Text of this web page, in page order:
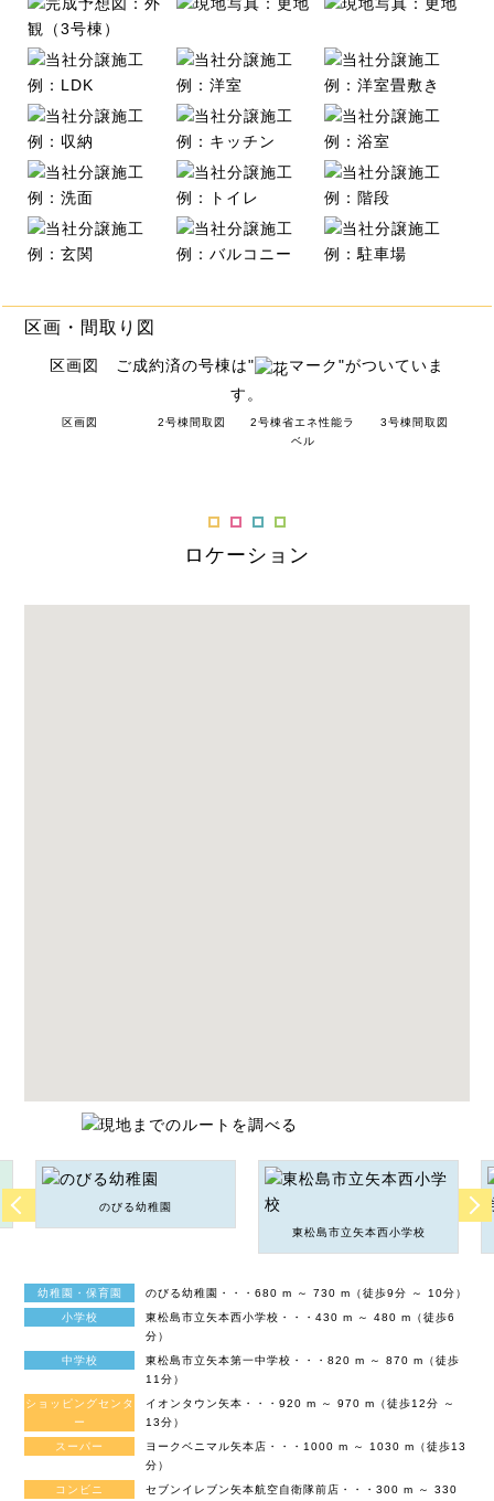
区画・間取り図
区画図 ご成約済の号棟は"
マーク"がついていま
す。
区画図 2号棟間取図
2号棟省エネ性能ラ
ベル
3号棟間取図
ロケーション
のびる幼稚園
東松島市立矢本西小学校
幼稚園・保育園
のびる幼稚園・・・680 m ～ 730 m（徒歩9分 ～ 10分）
小学校
東松島市立矢本西小学校・・・430 m ～ 480 m（徒歩6
分）
中学校
東松島市立矢本第一中学校・・・820 m ～ 870 m（徒歩
11分）
ショッピングセンタ
ー
イオンタウン矢本・・・920 m ～ 970 m（徒歩12分 ～
13分）
スーパー
ヨークベニマル矢本店・・・1000 m ～ 1030 m（徒歩13
分）
コンビニ
セブンイレブン矢本航空自衛隊前店・・・300 m ～ 330